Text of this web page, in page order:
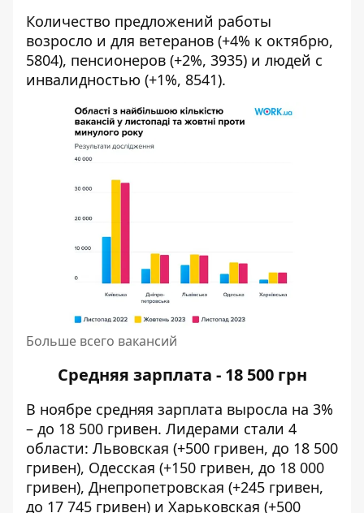
Количество предложений работы
возросло и для ветеранов (+4% к октябрю,
5804), пенсионеров (+2%, 3935) и людей с
инвалидностью (+1%, 8541).
Больше всего вакансий
Средняя зарплата - 18 500 грн
В ноябре средняя зарплата выросла на 3%
– до 18 500 гривен. Лидерами стали 4
области: Львовская (+500 гривен, до 18 500
гривен), Одесская (+150 гривен, до 18 000
гривен), Днепропетровская (+245 гривен,
до 17 745 гривен) и Харьковская (+500